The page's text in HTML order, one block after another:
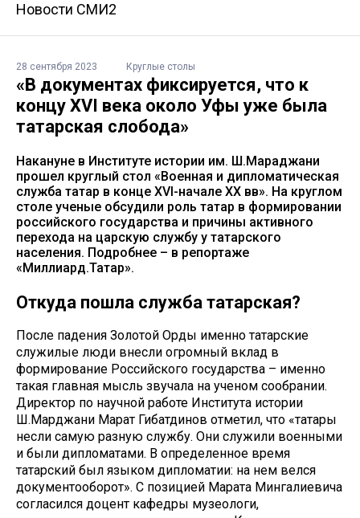
Новости СМИ2
28 сентября 2023 Круглые столы
«В документах фиксируется, что к
концу XVI века около Уфы уже была
татарская слобода»
Накануне в Институте истории им. Ш.Мараджани
прошел круглый стол «Военная и дипломатическая
служба татар в конце XVI-начале XX вв». На круглом
столе ученые обсудили роль татар в формировании
российского государства и причины активного
перехода на царскую службу у татарского
населения. Подробнее – в репортаже
«Миллиард.Татар».
Откуда пошла служба татарская?
После падения Золотой Орды именно татарские
служилые люди внесли огромный вклад в
формирование Российского государства – именно
такая главная мысль звучала на ученом сообрании.
Директор по научной работе Института истории
Ш.Марджани Марат Гибатдинов отметил, что «татары
несли самую разную службу. Они служили военными
и были дипломатами. В определенное время
татарский был языком дипломатии: на нем велся
документооборот». С позицией Марата Мингалиевича
согласился доцент кафедры музеологи,